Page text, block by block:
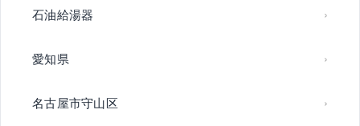
石油給湯器
愛知県
名古屋市守山区